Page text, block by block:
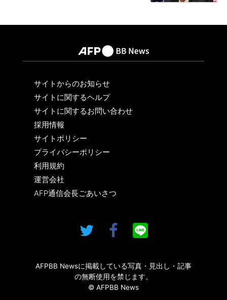
サイトからのお知らせ
サイトに関するヘルプ
サイトに関するお問い合わせ
採用情報
サイトポリシー
プライバシーポリシー
利用規約
運営会社
AFP通信会長ごあいさつ
AFPBB Newsに掲載している写真・見出し・記事
の無断使用を禁じます。
© AFPBB News